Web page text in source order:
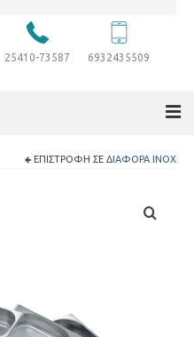
25410-73587 6932435509
ΕΠΙΣΤΡΟΦΉ ΣΕ ΔΙΆΦΟΡΑ INOX